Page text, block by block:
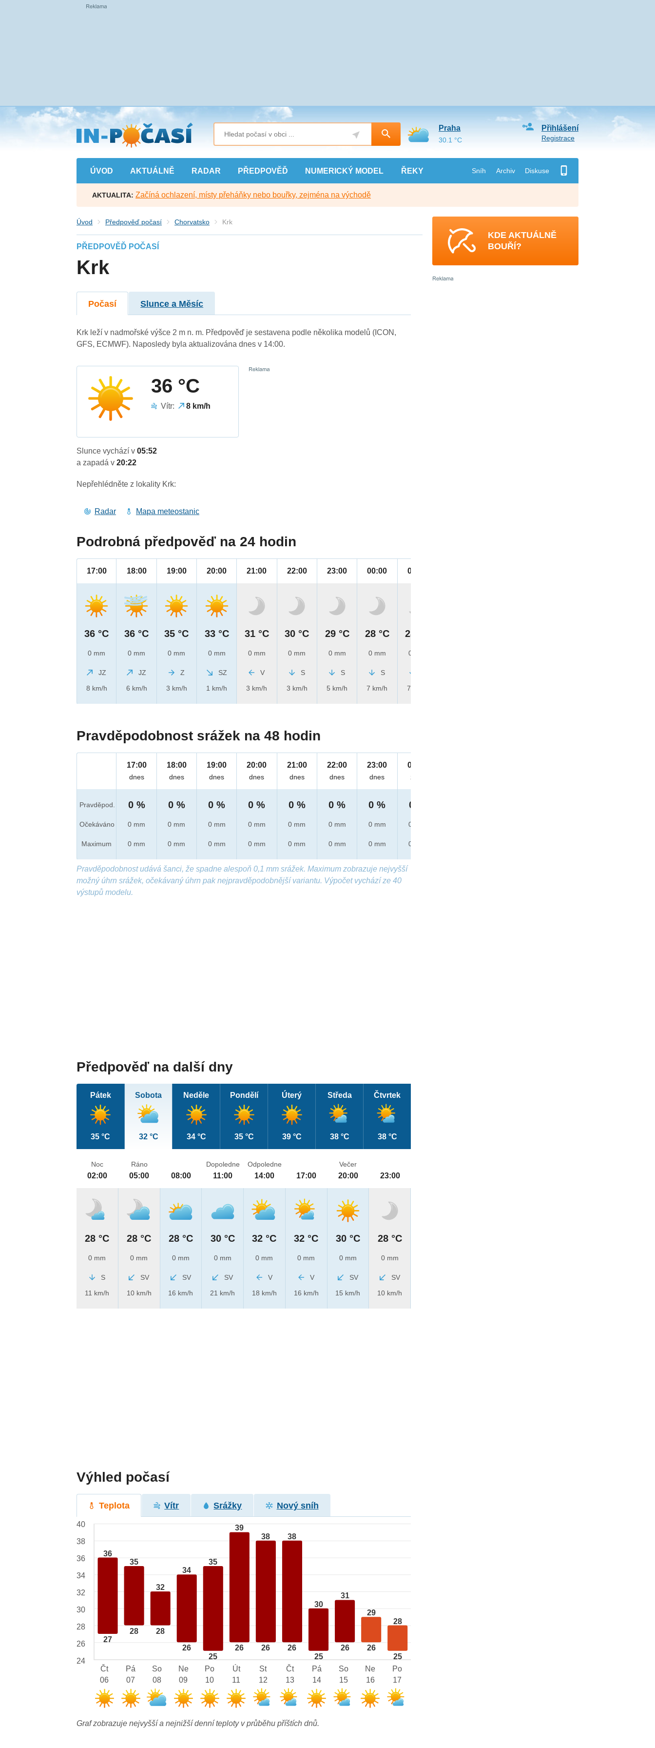
Přejít
na
hlavní
obsah
ÚVOD AKTUÁLNĚ RADAR PŘEDPOVĚĎ NUMERICKÝ MODEL ŘEKY Sníh Archiv Diskuse
Přihlášení
Registrace
Praha
30.1 °C
AKTUALITA: Začíná ochlazení, místy přeháňky nebo bouřky, zejména na východě
Úvod Předpověď počasí Chorvatsko Krk
PŘEDPOVĚĎ POČASÍ
Krk
Počasí Slunce a Měsíc
Krk leží v nadmořské výšce 2 m n. m. Předpověď je sestavena podle několika modelů (ICON,
GFS, ECMWF). Naposledy byla aktualizována dnes v 14:00.
36 °C
Vítr: 8 km/h
Slunce vychází v05:52
a zapadá v20:22
Nepřehlédněte z lokality Krk:
Radar Mapa meteostanic
Podrobná předpověď na 24 hodin
17:00
36 °C
0 mm
JZ
8 km/h
18:00
36 °C
0 mm
JZ
6 km/h
19:00
35 °C
0 mm
Z
3 km/h
20:00
33 °C
0 mm
SZ
1 km/h
21:00
31 °C
0 mm
V
3 km/h
22:00
30 °C
0 mm
S
3 km/h
23:00
29 °C
0 mm
S
5 km/h
00:00
28 °C
0 mm
S
7 km/h
01:00
28 °C
0 mm
7 km/h
Pravděpodobnost srážek na 48 hodin
Pravděpod.
Očekáváno
Maximum
17:00
dnes
0 %
0 mm
0 mm
18:00
dnes
0 %
0 mm
0 mm
19:00
dnes
0 %
0 mm
0 mm
20:00
dnes
0 %
0 mm
0 mm
21:00
dnes
0 %
0 mm
0 mm
22:00
dnes
0 %
0 mm
0 mm
23:00
dnes
0 %
0 mm
0 mm
00:00
zítra
0 %
0 mm
0 mm
Pravděpodobnost udává šanci, že spadne alespoň 0,1 mm srážek. Maximum zobrazuje nejvyšší
možný úhrn srážek, očekávaný úhrn pak nejpravděpodobnější variantu. Výpočet vychází ze 40
výstupů modelu.
Předpověď na další dny
Pátek
35 °C
Sobota
32 °C
Neděle
34 °C
Pondělí
35 °C
Úterý
39 °C
Středa
38 °C
Čtvrtek
38 °C
Noc
02:00
28 °C
0 mm
S
11 km/h
Ráno
05:00
28 °C
0 mm
SV
10 km/h
08:00
28 °C
0 mm
SV
16 km/h
Dopoledne
11:00
30 °C
0 mm
SV
21 km/h
Odpoledne
14:00
32 °C
0 mm
V
18 km/h
17:00
32 °C
0 mm
V
16 km/h
Večer
20:00
30 °C
0 mm
SV
15 km/h
23:00
28 °C
0 mm
SV
10 km/h
Výhled počasí
Teplota Vítr Srážky Nový sníh
36
27
35
28
32
28
34
26
35
25
39
26
38
26
38
26
30
25
31
26
29
26
28
25
40
38
36
34
32
30
28
26
24
Čt
06
Pá
07
So
08
Ne
09
Po
10
Út
11
St
12
Čt
13
Pá
14
So
15
Ne
16
Po
17
Graf zobrazuje nejvyšší a nejnižší denní teploty v průběhu příštích dnů.
KDE AKTUÁLNĚ
BOUŘÍ?